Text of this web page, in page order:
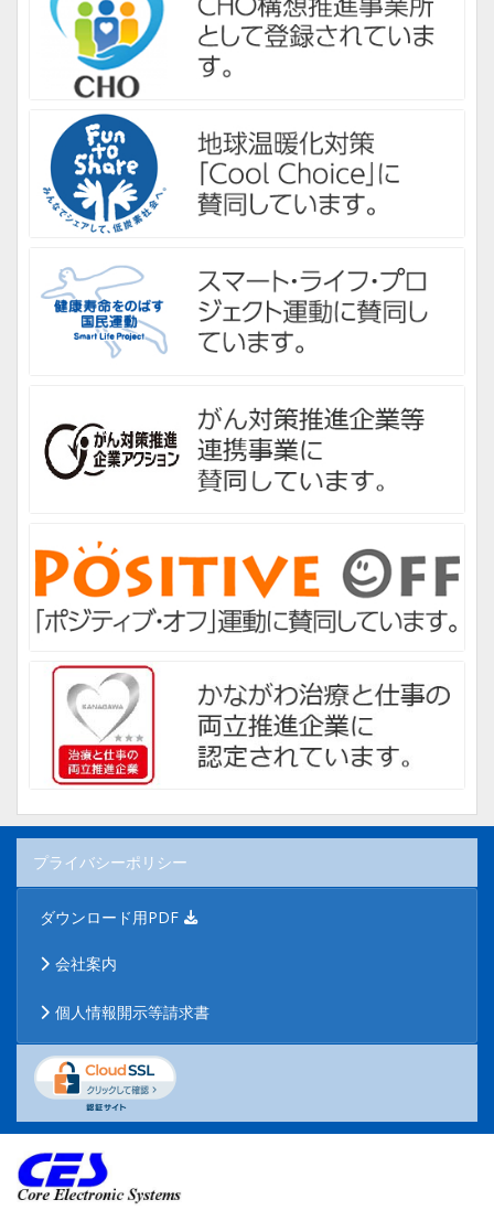
プライバシーポリシー
ダウンロード用PDF
会社案内
個人情報開示等請求書